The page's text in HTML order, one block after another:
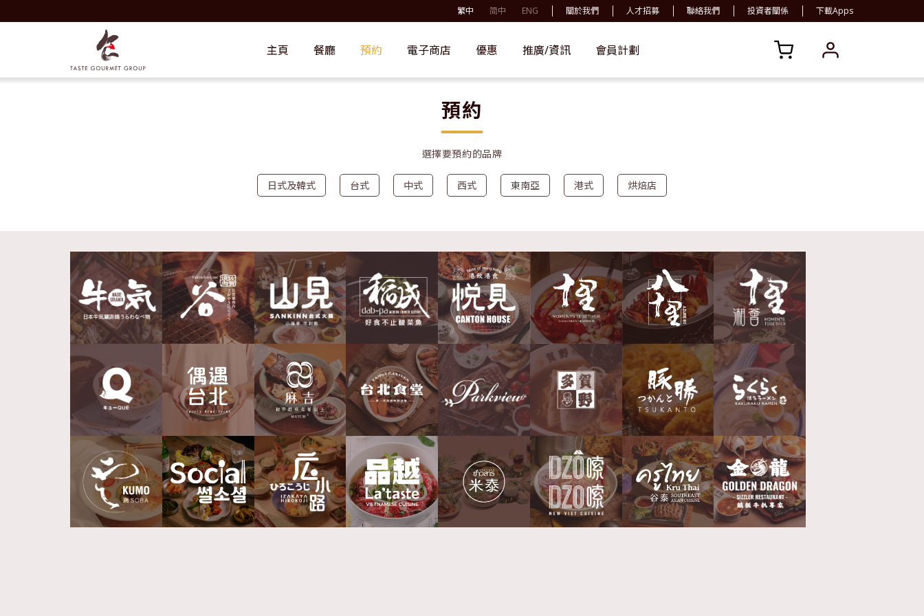
繁中 简中 ENG 關於我們 人才招募 聯絡我們 投資者關係 下載Apps
主頁 餐廳 預約 電子商店 優惠 推廣/資訊 會員計劃
預約
選擇要預約的品牌
日式及韓式 台式 中式 西式 東南亞 港式 烘焙店